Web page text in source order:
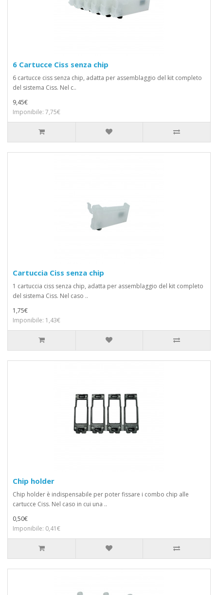
6 Cartucce Ciss senza chip
6 cartucce ciss senza chip, adatta per assemblaggio del kit completo
del sistema Ciss. Nel c..
9,45€
Imponibile: 7,75€
Cartuccia Ciss senza chip
1 cartuccia ciss senza chip, adatta per assemblaggio del kit completo
del sistema Ciss. Nel caso ..
1,75€
Imponibile: 1,43€
Chip holder
Chip holder è indispensabile per poter fissare i combo chip alle
cartucce Ciss. Nel caso in cui una ..
0,50€
Imponibile: 0,41€